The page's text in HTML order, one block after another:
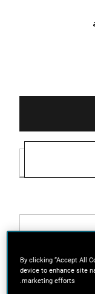
By clicking “Accept All
device to enhance site
marketing efforts.